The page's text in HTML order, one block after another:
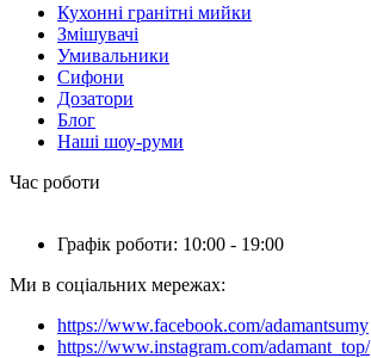
Кухонні гранітні мийки
Змішувачі
Умивальники
Сифони
Дозатори
Блог
Наші шоу-руми
Час роботи
Графік роботи: 10:00 - 19:00
Ми в соціальних мережах:
https://www.facebook.com/adamantsumy
https://www.instagram.com/adamant_top/